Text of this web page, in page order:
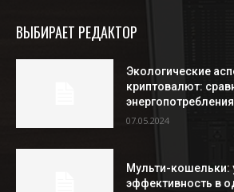
ВЫБИРАЕТ РЕДАКТОР
Экологические
криптовалют:
энергопотребления
07.05.2024
Мульти-кошельки:
эффективность в